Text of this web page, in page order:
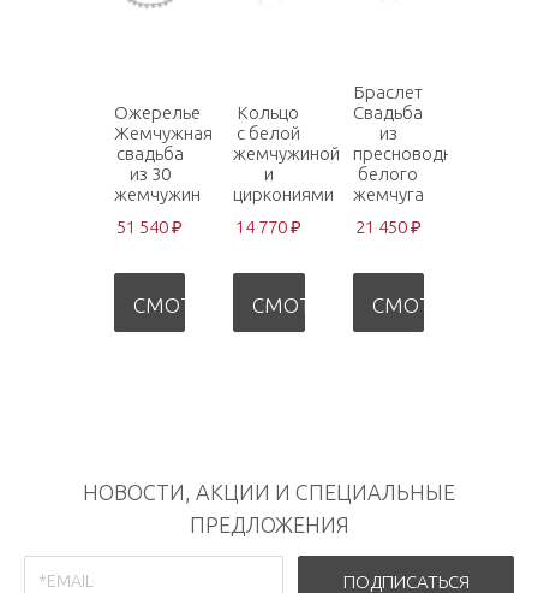
Ожерелье
Жемчужная
свадьба
из 30
жемчужин
51 540 ₽
СМОТРЕТЬ
Кольцо
с белой
жемчужиной
и
циркониями
14 770 ₽
СМОТРЕТЬ
Браслет
Свадьба
из
пресноводного
белого
жемчуга
21 450 ₽
СМОТРЕТЬ
НОВОСТИ, АКЦИИ И СПЕЦИАЛЬНЫЕ
ПРЕДЛОЖЕНИЯ
ПОДПИСАТЬСЯ